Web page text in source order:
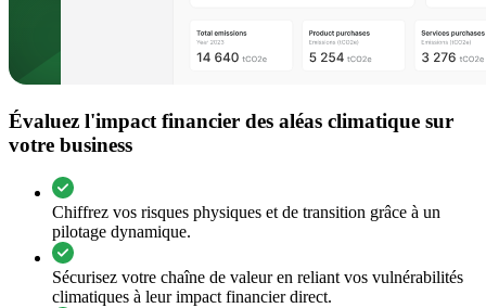
Évaluez l'impact financier des aléas climatique sur
votre business
Chiffrez vos risques physiques et de transition grâce à un
pilotage dynamique.
Sécurisez votre chaîne de valeur en reliant vos vulnérabilités
climatiques à leur impact financier direct.